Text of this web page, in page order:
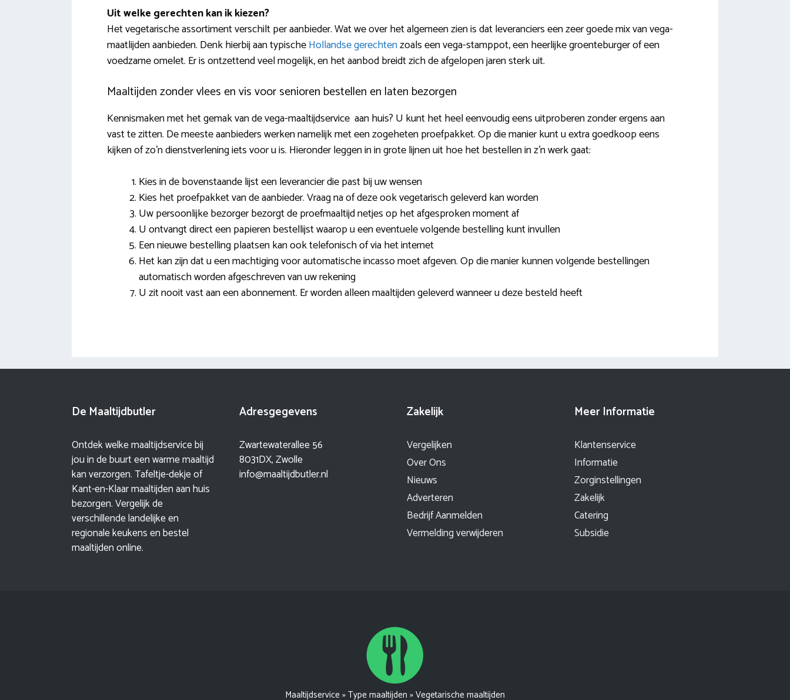
Uit welke gerechten kan ik kiezen?
Het vegetarische assortiment verschilt per aanbieder. Wat we over het algemeen zien is dat leveranciers een zeer goede mix van vega-
maatlijden aanbieden. Denk hierbij aan typischeHollandse gerechtenzoals een vega-stamppot, een heerlijke groenteburger of een
voedzame omelet. Er is ontzettend veel mogelijk, en het aanbod breidt zich de afgelopen jaren sterk uit.
Maaltijden zonder vlees en vis voor senioren bestellen en laten bezorgen
Kennismaken met het gemak van de vega-maaltijdservice aan huis? U kunt het heel eenvoudig eens uitproberen zonder ergens aan
vast te zitten. De meeste aanbieders werken namelijk met een zogeheten proefpakket. Op die manier kunt u extra goedkoop eens
kijken of zo’n dienstverlening iets voor u is. Hieronder leggen in in grote lijnen uit hoe het bestellen in z’n werk gaat:
Kies in de bovenstaande lijst een leverancier die past bij uw wensen
Kies het proefpakket van de aanbieder. Vraag na of deze ook vegetarisch geleverd kan worden
Uw persoonlijke bezorger bezorgt de proefmaaltijd netjes op het afgesproken moment af
U ontvangt direct een papieren bestellijst waarop u een eventuele volgende bestelling kunt invullen
Een nieuwe bestelling plaatsen kan ook telefonisch of via het internet
Het kan zijn dat u een machtiging voor automatische incasso moet afgeven. Op die manier kunnen volgende bestellingen
automatisch worden afgeschreven van uw rekening
U zit nooit vast aan een abonnement. Er worden alleen maaltijden geleverd wanneer u deze besteld heeft
De Maaltijdbutler
Ontdek welke maaltijdservice bij
jou in de buurt een warme maaltijd
kan verzorgen. Tafeltje-dekje of
Kant-en-Klaar maaltijden aan huis
bezorgen. Vergelijk de
verschillende landelijke en
regionale keukens en bestel
maaltijden online.
Adresgegevens
Zwartewaterallee 56
8031DX, Zwolle
info@maaltijdbutler.nl
Zakelijk
Vergelijken
Over Ons
Nieuws
Adverteren
Bedrijf Aanmelden
Vermelding verwijderen
Meer Informatie
Klantenservice
Informatie
Zorginstellingen
Zakelijk
Catering
Subsidie
Maaltijdservice»Type maaltijden »Vegetarische maaltijden